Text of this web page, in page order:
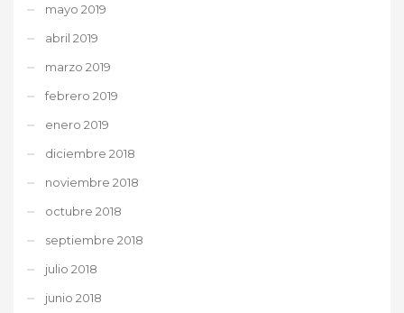
mayo 2019
abril 2019
marzo 2019
febrero 2019
enero 2019
diciembre 2018
noviembre 2018
octubre 2018
septiembre 2018
julio 2018
junio 2018